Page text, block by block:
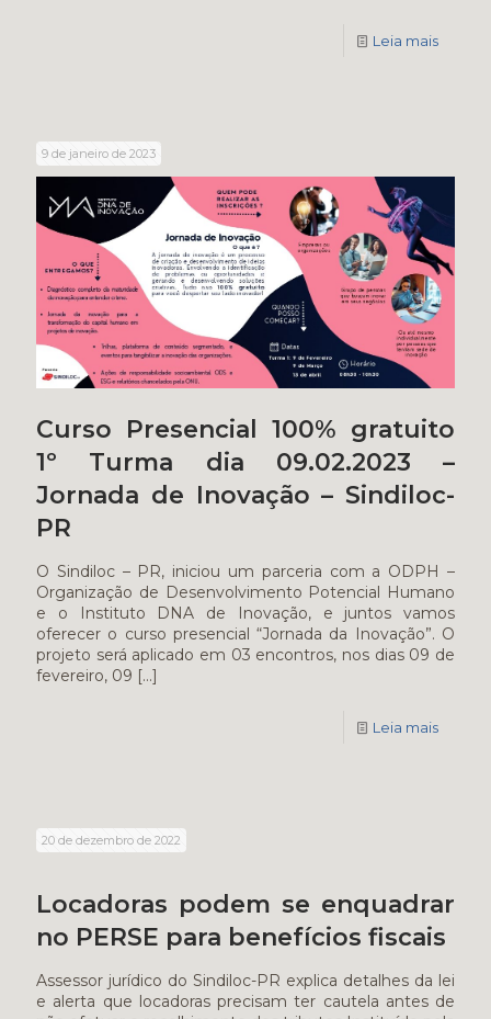
Leia mais
9 de janeiro de 2023
Curso Presencial 100% gratuito
1º Turma dia 09.02.2023 –
Jornada de Inovação – Sindiloc-
PR
O Sindiloc – PR, iniciou um parceria com a ODPH –
Organização de Desenvolvimento Potencial Humano
e o Instituto DNA de Inovação, e juntos vamos
oferecer o curso presencial “Jornada da Inovação”. O
projeto será aplicado em 03 encontros, nos dias 09 de
fevereiro, 09 […]
Leia mais
20 de dezembro de 2022
Locadoras podem se enquadrar
no PERSE para benefícios fiscais
Assessor jurídico do Sindiloc-PR explica detalhes da lei
e alerta que locadoras precisam ter cautela antes de